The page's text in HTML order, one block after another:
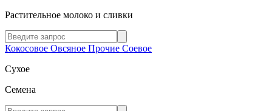
Растительное молоко и сливки
Кокосовое Овсяное Прочие Соевое
Сухое
Семена